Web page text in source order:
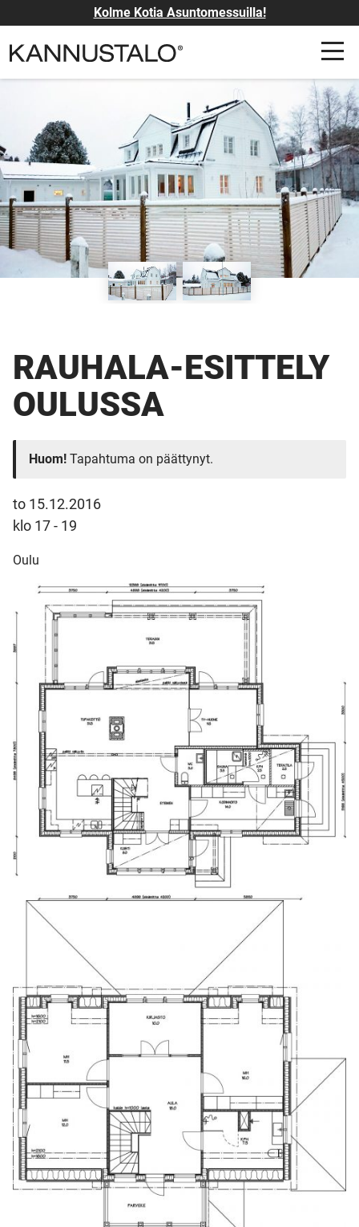
Kolme Kotia Asuntomessuilla!
RAUHALA-ESITTELY
OULUSSA
Huom! Tapahtuma on päättynyt.
to 15.12.2016
klo 17 - 19
Oulu